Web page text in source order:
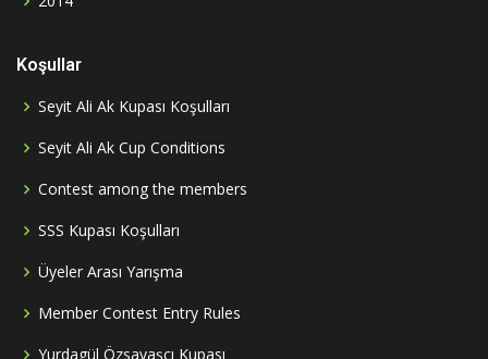
Koşullar
Seyit Ali Ak Kupası Koşulları
Seyit Ali Ak Cup Conditions
Contest among the members
SSS Kupası Koşulları
Üyeler Arası Yarışma
Member Contest Entry Rules
Yurdagül Özsavaşçı Kupası